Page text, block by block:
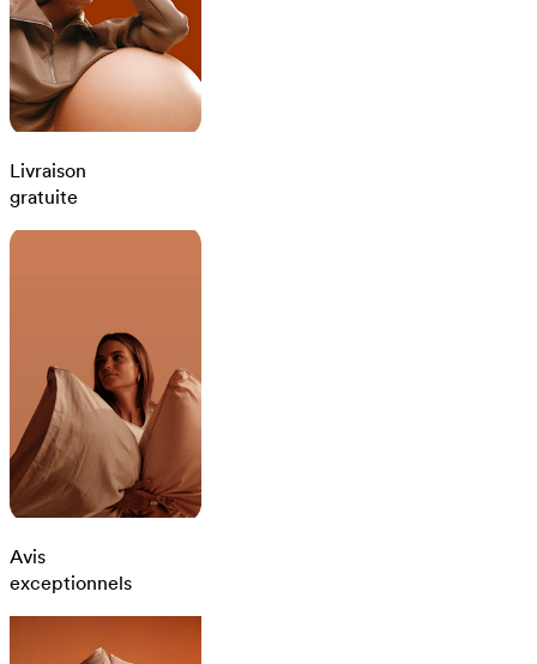
Livraison
gratuite
Avis
exceptionnels